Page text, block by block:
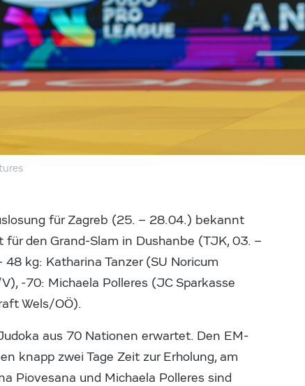
für Zagreb (25. – 28.04.) bekannt
den Grand-Slam in Dushanbe (TJK, 03. –
kg: Katharina Tanzer (SU Noricum
-70: Michaela Polleres (JC Sparkasse
Wels/OÖ).
aus 70 Nationen erwartet. Den EM-
knapp zwei Tage Zeit zur Erholung, am
Piovesana und Michaela Polleres sind